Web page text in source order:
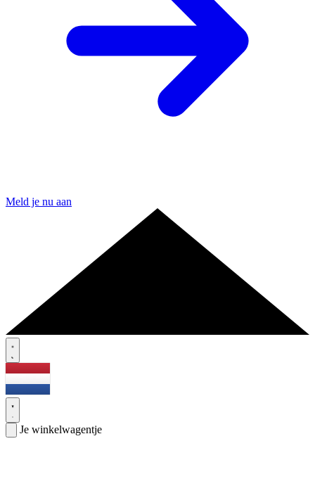
Meld je nu aan
Je winkelwagentje